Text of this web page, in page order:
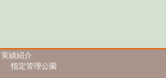
実績紹介
指定管理公園